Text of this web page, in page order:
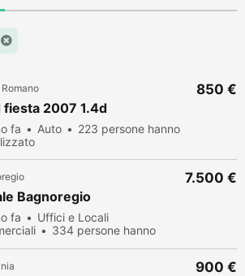
fiesta 2007 1.4d
fa Auto
223 persone hanno
850 €
Bagnoregio
fa
Uffici e Locali
334 persone hanno
7.500 €
900 €